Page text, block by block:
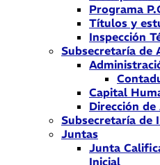
Programa
Títulos y
Inspección
Subsecretaría de
Capital
Dirección
Subsecretaría de
Juntas
Junta
Inicial